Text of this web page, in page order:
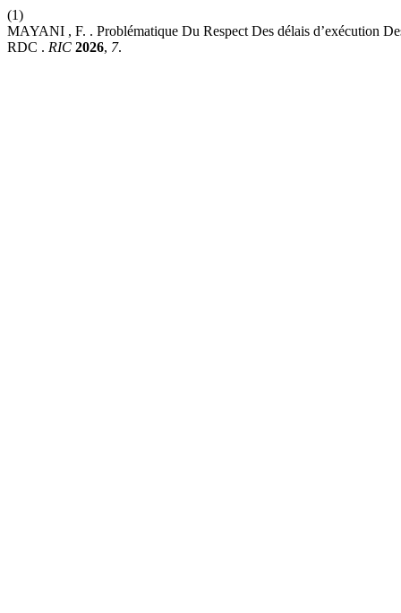
(1)
MAYANI , F. . Problématique Du Respect Des délais d’exécution
RDC . RIC 2026, 7.